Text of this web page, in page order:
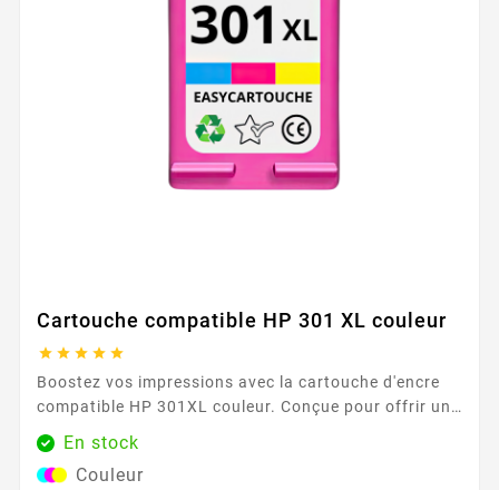
Cartouche compatible HP 301 XL couleur
    
Boostez vos impressions avec la cartouche d'encre
compatible HP 301XL couleur. Conçue pour offrir une
qualité d'impression exceptionnelle, cette cartouche
est idéale pour tous vos besoins d'impression, qu'il
s'agisse de documents professionnels ou de photos
En stock
Couleur